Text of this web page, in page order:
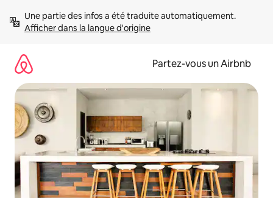
directement
Afficher dans la langue d'origine
Partez-vous un Airbnb